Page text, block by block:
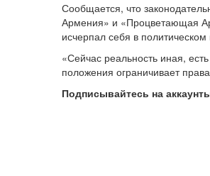
Сообщается, что
Армения» и «Процветающая
исчерпал себя в политическом
«Сейчас реальность иная,
положения ограничивает
Подписывайтесь на